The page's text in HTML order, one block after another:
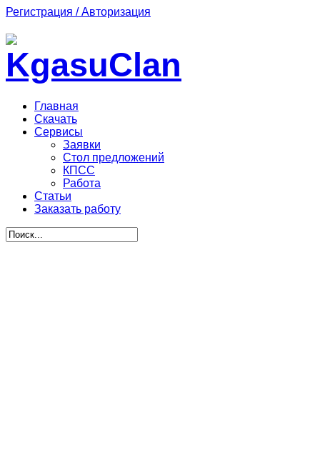
Регистрация / Авторизация
Главная
Скачать
Сервисы
Заявки
Стол предложений
КПСС
Работа
Статьи
Заказать работу